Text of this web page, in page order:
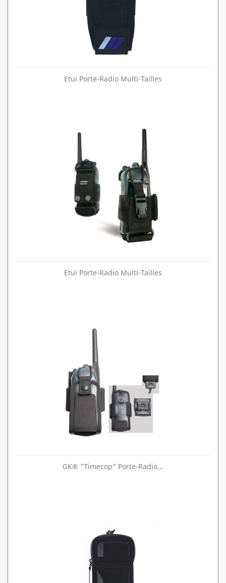
Etui Porte-Radio Multi-Tailles
Etui Porte-Radio Multi-Tailles
GK® "Timecop" Porte-Radio...